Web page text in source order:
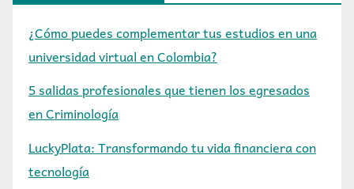
¿Cómo puedes complementar tus estudios en una
universidad virtual en Colombia?
5 salidas profesionales que tienen los egresados
en Criminología
LuckyPlata: Transformando tu vida financiera con
tecnología